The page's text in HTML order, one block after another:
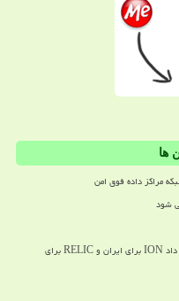
ها
مراکز داده فوق امن
گوگل شیوه نام گذاری گروههای تهدید سایبری را تغییر داد ION برای ایران و RELIC برای